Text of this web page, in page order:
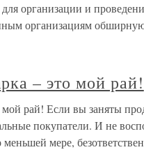
организации и
организациям
– это мой рай!
рай! Если вы заняты
покупатели. И не
мере,